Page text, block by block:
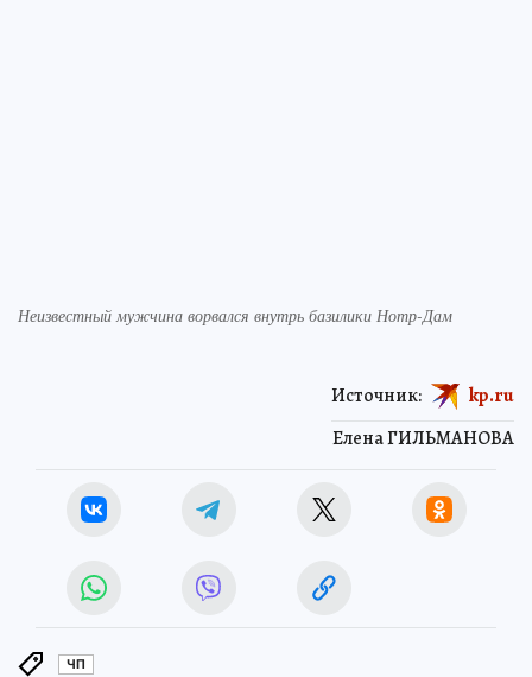
Неизвестный мужчина ворвался внутрь базилики Нотр-Дам
Елена ГИЛЬМАНОВА
Источник: kp.ru
ЧП